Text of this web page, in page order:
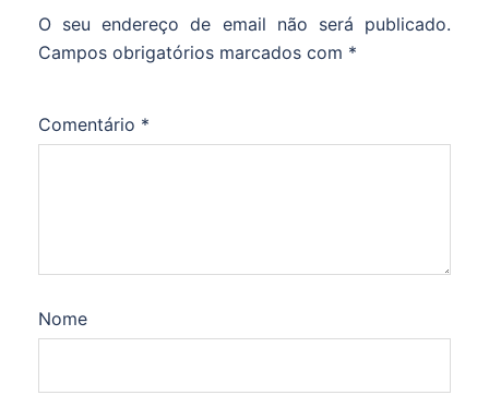
O seu endereço de email não será publicado.
Campos obrigatórios marcados com *
Comentário *
Nome